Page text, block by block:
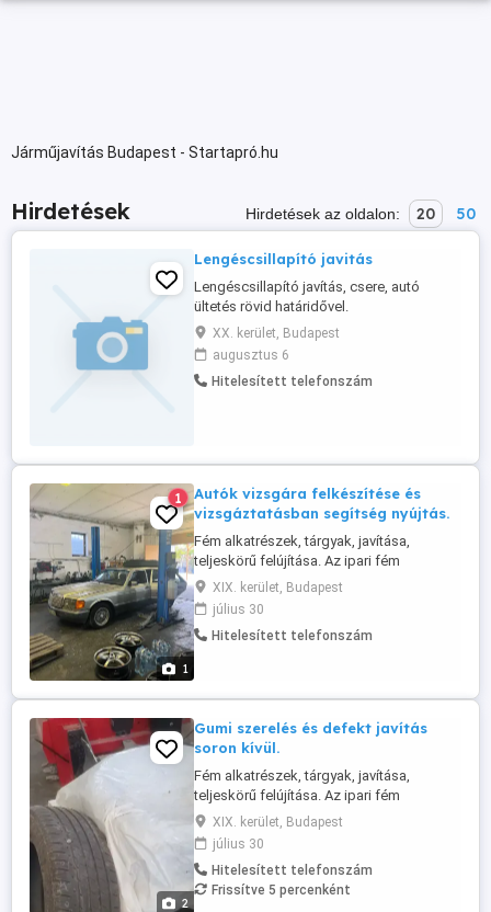
Járműjavítás Budapest - Startapró.hu
Hirdetések Hirdetések az oldalon: 20 50
Lengéscsillapító javitás
Lengéscsillapító javítás, csere, autó
ültetés rövid határidővel.
XX. kerület, Budapest
augusztus 6
Hitelesített telefonszám
1
1
Autók vizsgára felkészítése és
vizsgáztatásban segítség nyújtás.
Fém alkatrészek, tárgyak, javítása,
teljeskörű felújítása. Az ipari fém
tárgyaktól a háztartási eszközökig
minden ami fém, egyedei és széria
munkát is vállalunk. Acél szerkezetek,
korlátok, felnik, kilincs, szívósor, edények,
...
XIX. kerület, Budapest
július 30
Hitelesített telefonszám
2
Gumi szerelés és defekt javítás
soron kívül.
Fém alkatrészek, tárgyak, javítása,
teljeskörű felújítása. Az ipari fém
tárgyaktól a háztartási eszközökig
minden ami fém, egyedei és széria
munkát is vállalunk. Acél szerkezetek,
korlátok, felnik, kilincs, szívósor, edények,
autó, motor, hajó kiegészítők, bármilyen
XIX. kerület, Budapest
július 30
Hitelesített telefonszám
Frissítve 5 percenként